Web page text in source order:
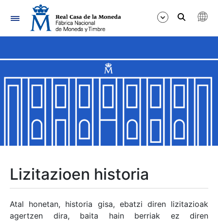
Nabigazioa
Erakutsi/Ezkutatu
Erakutsi/Ezkutatu
Erakutsi/Ezkutatu
Erakutsi/Ezkutatu
Lizitazioen historia
Atal honetan, historia gisa, ebatzi diren lizitazioak
agertzen dira, baita hain berriak ez diren